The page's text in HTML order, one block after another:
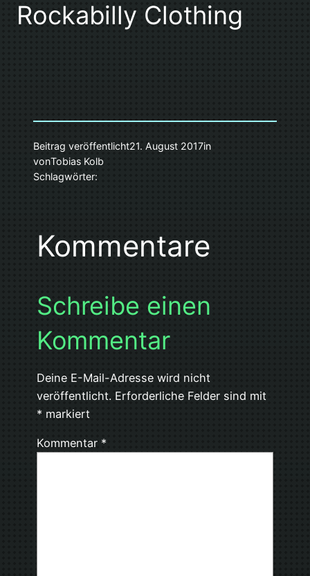
Rockabilly Clothing
Beitrag veröffentlicht21. August 2017in
vonTobias Kolb
Schlagwörter:
Kommentare
Schreibe einen
Kommentar
Deine E-Mail-Adresse wird nicht
veröffentlicht. Erforderliche Felder sind mit
* markiert
Kommentar *